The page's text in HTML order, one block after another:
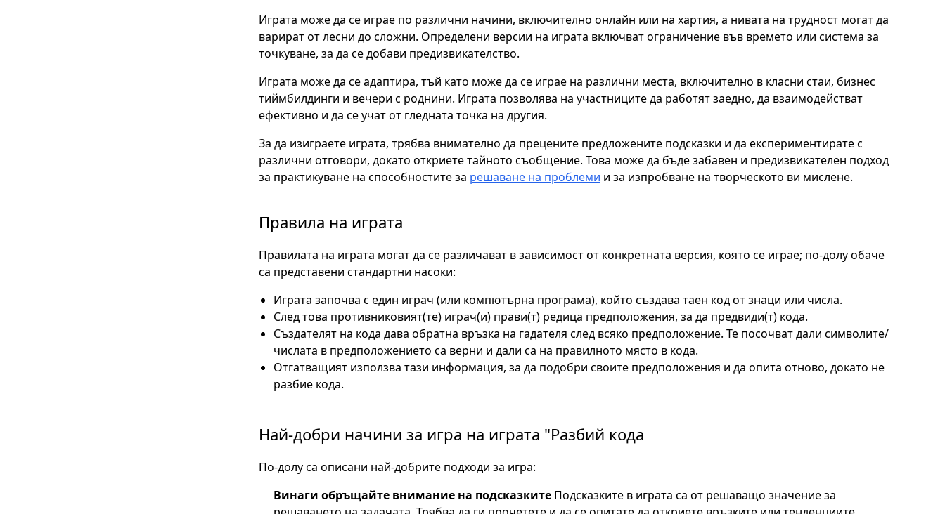
Играта може да се играе по различни начини, включително онлайн или на хартия, а нивата на трудност могат да
варират от лесни до сложни. Определени версии на играта включват ограничение във времето или система за
точкуване, за да се добави предизвикателство.
Играта може да се адаптира, тъй като може да се играе на различни места, включително в класни стаи, бизнес
тиймбилдинги и вечери с роднини. Играта позволява на участниците да работят заедно, да взаимодействат
ефективно и да се учат от гледната точка на другия.
За да изиграете играта, трябва внимателно да прецените предложените подсказки и да експериментирате с
различни отговори, докато откриете тайното съобщение. Това може да бъде забавен и предизвикателен подход
за практикуване на способностите за решаване на проблеми и за изпробване на творческото ви мислене.
Правила на играта
Правилата на играта могат да се различават в зависимост от конкретната версия, която се играе; по-долу обаче
са представени стандартни насоки:
Играта започва с един играч (или компютърна програма), който създава таен код от знаци или числа.
След това противниковият(те) играч(и) прави(т) редица предположения, за да предвиди(т) кода.
Създателят на кода дава обратна връзка на гадателя след всяко предположение. Те посочват дали символите/
числата в предположението са верни и дали са на правилното място в кода.
Отгатващият използва тази информация, за да подобри своите предположения и да опита отново, докато не
разбие кода.
Най-добри начини за игра на играта "Разбий кода
По-долу са описани най-добрите подходи за игра:
Винаги обръщайте внимание на подсказкитеПодсказките в играта са от решаващо значение за